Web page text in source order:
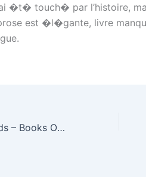
�t� touch� par l’histoire,
est �l�gante, livre
These Infinite Threads – Books Online Free